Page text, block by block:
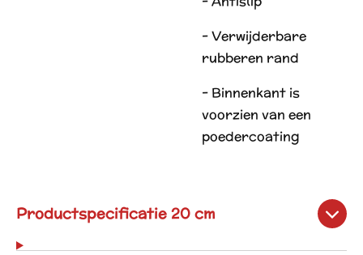
- Verwijderbare
rubberen rand
- Binnenkant is
voorzien van een
poedercoating
Productspecificatie 20 cm